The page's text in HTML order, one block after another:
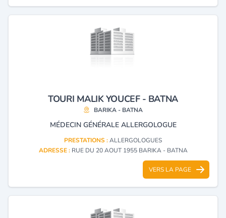
TOURI MALIK YOUCEF - BATNA
BARIKA - BATNA
MÉDECIN GÉNÉRALE ALLERGOLOGUE
PRESTATIONS :ALLERGOLOGUES
ADRESSE : RUE DU 20 AOUT 1955 BARIKA - BATNA
VERS LA PAGE